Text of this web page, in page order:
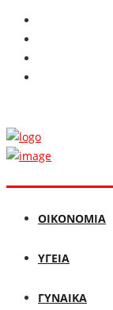
ΟΙΚΟΝΟΜΙΑ
ΥΓΕΙΑ
ΓΥΝΑΙΚΑ